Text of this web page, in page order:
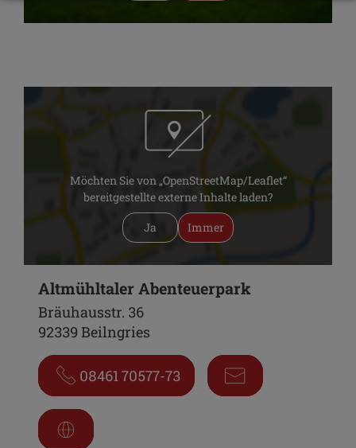
Möchten Sie von „OpenStreetMap/Leaflet“
bereitgestellte externe Inhalte laden?
Ja Immer
Altmühltaler Abenteuerpark
Bräuhausstr. 36
92339 Beilngries
08461 70577-73